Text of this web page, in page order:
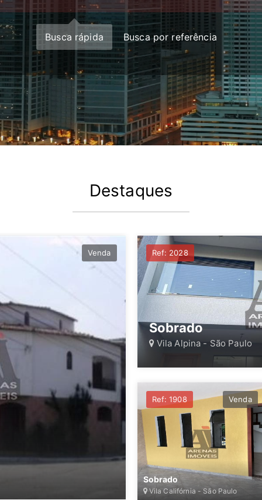
Busca rápida Busca por referência
Destaques
Venda
Sobrado
Vila Alpina - São Paulo
Ref: 2028
Sobrado
Vila Califórnia - São Paulo
Ref: 1908 Venda